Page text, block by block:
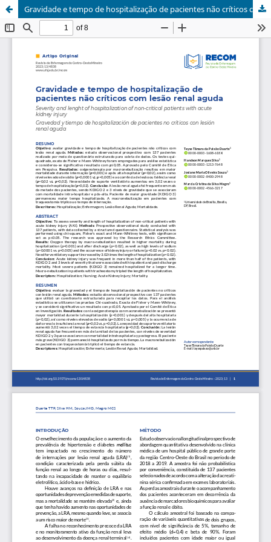
Gravidade e tempo de hospitalização de pacientes não críticos com lesão renal aguda